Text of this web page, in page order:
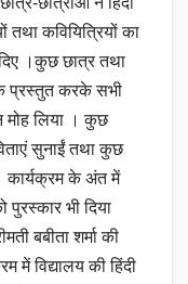
तथा कवियित्रियों का
।कुछ छात्र तथा
प्रस्तुत करके सभी
मोह लिया । कुछ
सुनाईं तथा कुछ
कार्यक्रम के अंत में
भी दिया
बबीता शर्मा की
विद्यालय की हिंदी